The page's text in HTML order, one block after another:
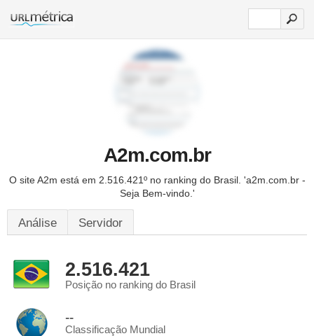
A2m.com.br
O site A2m está em 2.516.421º no ranking do Brasil. 'a2m.com.br -
Seja Bem-vindo.'
Análise Servidor
2.516.421
Posição no ranking do Brasil
--
Classificação Mundial